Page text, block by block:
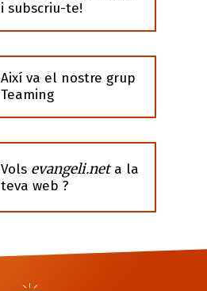
i subscriu-te!
Així va el nostre grup
Teaming
Vols evangeli.neta la
teva web ?